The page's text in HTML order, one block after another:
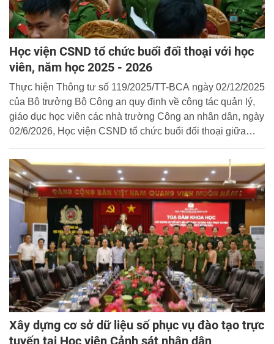
Học viện CSND tổ chức buổi đối thoại với học
viên, năm học 2025 - 2026
Thực hiện Thông tư số 119/2025/TT-BCA ngày 02/12/2025
của Bộ trưởng Bộ Công an quy định về công tác quản lý,
giáo dục học viên các nhà trường Công an nhân dân, ngày
02/6/2026, Học viện CSND tổ chức buổi đối thoại giữa
viện với đại diện học viên các khóa học, hệ học.
Xây dựng cơ sở dữ liệu số phục vụ đào tạo trực
tuyến tại Học viện Cảnh sát nhân dân